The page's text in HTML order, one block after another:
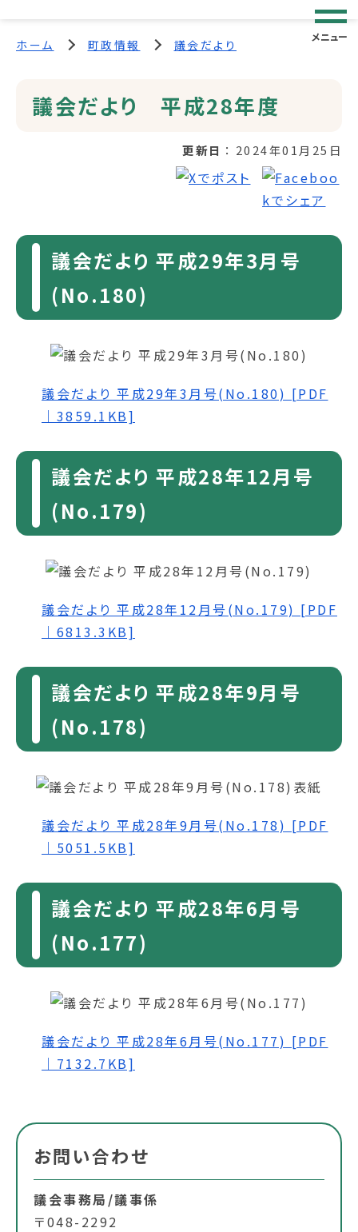
メニュー
ホーム 町政情報 議会だより
議会だより 平成28年度
更新日 2024年01月25日
議会だより 平成29年3月号
(No.180)
議会だより 平成29年3月号(No.180) [PDF
｜3859.1KB]
議会だより 平成28年12月号
(No.179)
議会だより 平成28年12月号(No.179) [PDF
｜6813.3KB]
議会だより 平成28年9月号
(No.178)
議会だより 平成28年9月号(No.178) [PDF
｜5051.5KB]
議会だより 平成28年6月号
(No.177)
議会だより 平成28年6月号(No.177) [PDF
｜7132.7KB]
お問い合わせ
議会事務局/議事係
〒048-2292